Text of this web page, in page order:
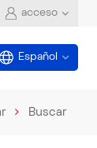
acceso
Español
Buscar